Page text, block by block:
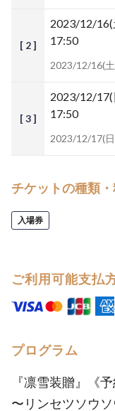
[ 2 ]
2023/12/16(
17:50
2023/12/16(
[ 3 ]
2023/12/17(
17:50
2023/12/17(
チケットの種類
入場券
ご利用可能支払
プログラム
『凛雪装贈』《予
〜リンセツソウ